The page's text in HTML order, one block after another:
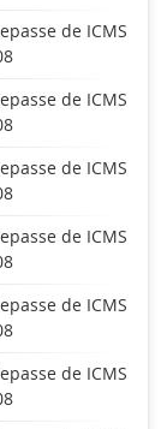
de ICMS
de ICMS
de ICMS
de ICMS
de ICMS
de ICMS